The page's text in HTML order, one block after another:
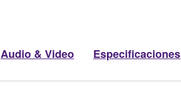
Audio & Video Especificaciones